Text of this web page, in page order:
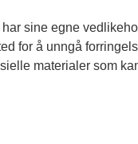
sine egne
for å unngå
materialer som